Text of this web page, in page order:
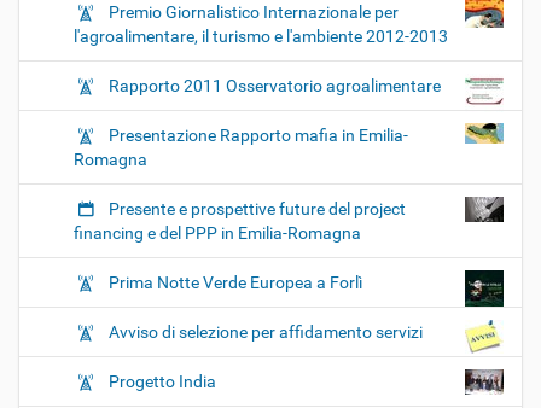
Premio Giornalistico Internazionale per
l'agroalimentare, il turismo e l'ambiente 2012-2013
Rapporto 2011 Osservatorio agroalimentare
Presentazione Rapporto mafia in Emilia-
Romagna
Presente e prospettive future del project
financing e del PPP in Emilia-Romagna
Prima Notte Verde Europea a Forlì
Avviso di selezione per affidamento servizi
Progetto India